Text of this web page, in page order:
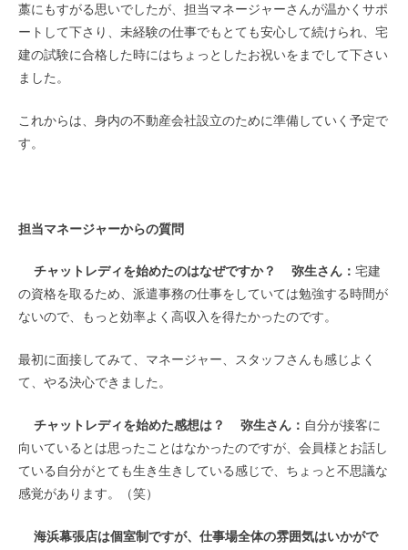
藁にもすがる思いでしたが、担当マネージャーさんが温かくサポ
ートして下さり、未経験の仕事でもとても安心して続けられ、宅
建の試験に合格した時にはちょっとしたお祝いをまでして下さい
ました。
これからは、身内の不動産会社設立のために準備していく予定で
す。
担当マネージャーからの質問
チャットレディを始めたのはなぜですか？ 弥生さん： 宅建
の資格を取るため、派遣事務の仕事をしていては勉強する時間が
ないので、もっと効率よく高収入を得たかったのです。
最初に面接してみて、マネージャー、スタッフさんも感じよく
て、やる決心できました。
チャットレディを始めた感想は？ 弥生さん： 自分が接客に
向いているとは思ったことはなかったのですが、会員様とお話し
ている自分がとても生き生きしている感じで、ちょっと不思議な
感覚があります。（笑）
海浜幕張店は個室制ですが、仕事場全体の雰囲気はいかがで